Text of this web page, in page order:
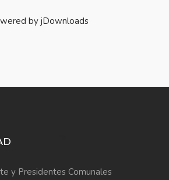
by jDownloads
y Presidentes Comunales